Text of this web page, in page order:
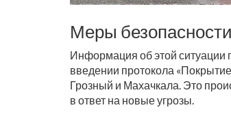
Меры
Информация об этой ситуации
введении протокола
Грозный и Махачкала. Это
в ответ на новые угрозы.